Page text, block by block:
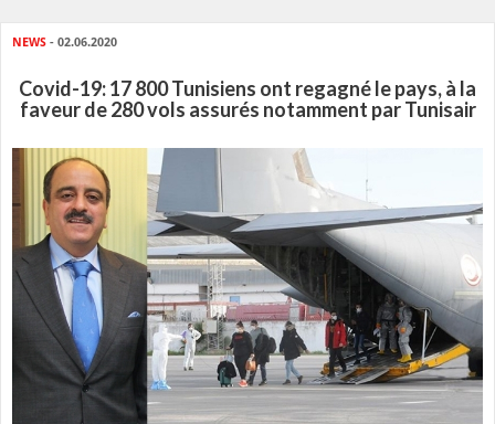
NEWS - 02.06.2020
Covid-19: 17 800 Tunisiens ont regagné le pays, à la
faveur de 280 vols assurés notamment par Tunisair